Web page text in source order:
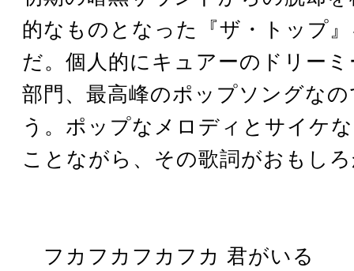
的なものとなった『ザ・トップ
だ。個人的にキュアーのドリー
部門、最高峰のポップソングな
う。ポップなメロディとサイケ
ことながら、その歌詞がおもし
フカフカフカフカ 君がいる